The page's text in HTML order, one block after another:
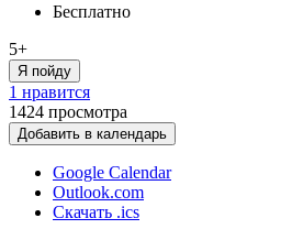
Бесплатно
5+
Я пойду
1 нравится
1424 просмотра
Добавить в календарь
Google Calendar
Outlook.com
Скачать .ics